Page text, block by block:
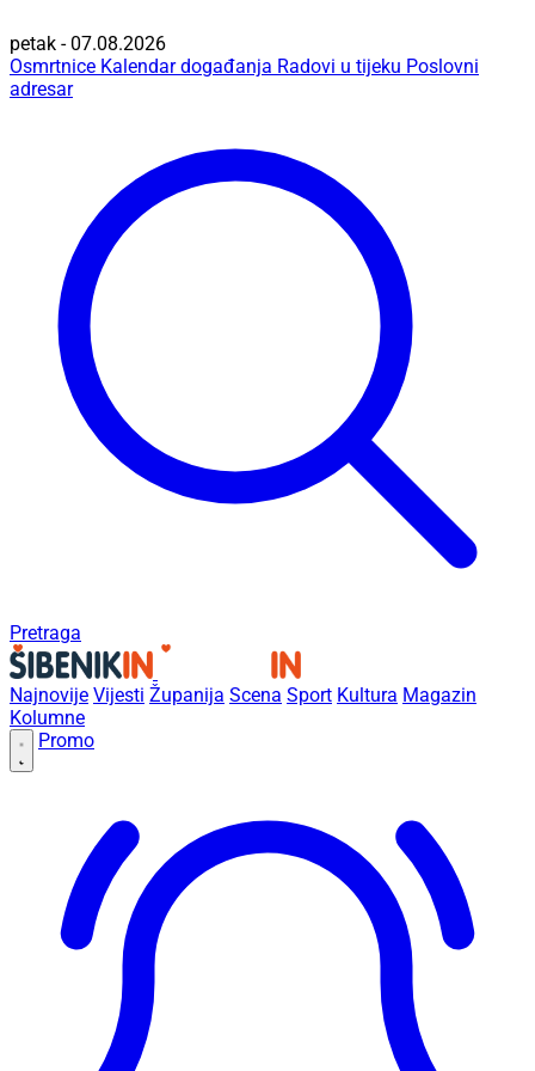
petak - 07.08.2026
Osmrtnice Kalendar događanja Radovi u tijeku Poslovni
adresar
Pretraga
Najnovije Vijesti Županija Scena Sport Kultura Magazin
Kolumne
Promo